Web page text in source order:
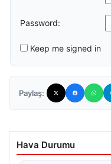
Password:
Keep me signed in
Paylaş:
Hava Durumu